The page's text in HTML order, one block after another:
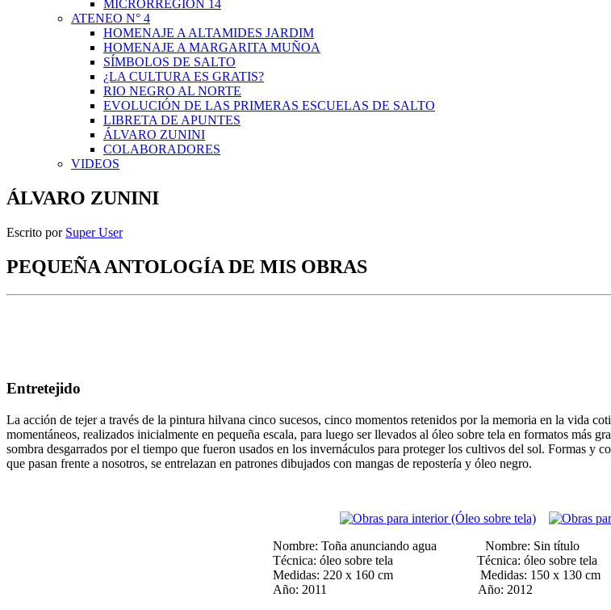
MICRORREGIÓN 14
ATENEO N° 4
HOMENAJE A ALTAMIDES JARDIM
HOMENAJE A MARGARITA MUÑOA
SÍMBOLOS DE SALTO
¿LA CULTURA ES GRATIS?
RIO NEGRO AL NORTE
EVOLUCIÓN DE LAS PRIMERAS ESCUELAS DE SALTO
LIBRETA DE APUNTES
ÁLVARO ZUNINI
COLABORADORES
VIDEOS
ÁLVARO ZUNINI
Escrito por Super User
PEQUEÑA ANTOLOGÍA DE MIS OBRAS
Entretejido
La acción de tejer a través de la pintura hilvana cinco sucesos, cinco momentos retenidos por la memoria en la vida
momentáneos, realizados inicialmente en pequeña escala, para luego ser llevados al óleo sobre tela en formatos
sombra desgarrados por el tiempo que fueron usados en los invernáculos para proteger los cultivos del sol. Formas y
que pasan frente a nosotros, se entrelazan en patrones dibujados con mangas de repostería y óleo negro.
Nombre: Toña anunciando agua Nombre: Sin título
Técnica: óleo sobre tela Técnica: óleo sobre tela
Medidas: 220 x 160 cm Medidas: 150 x 130 cm
Año: 2011 Año: 2012